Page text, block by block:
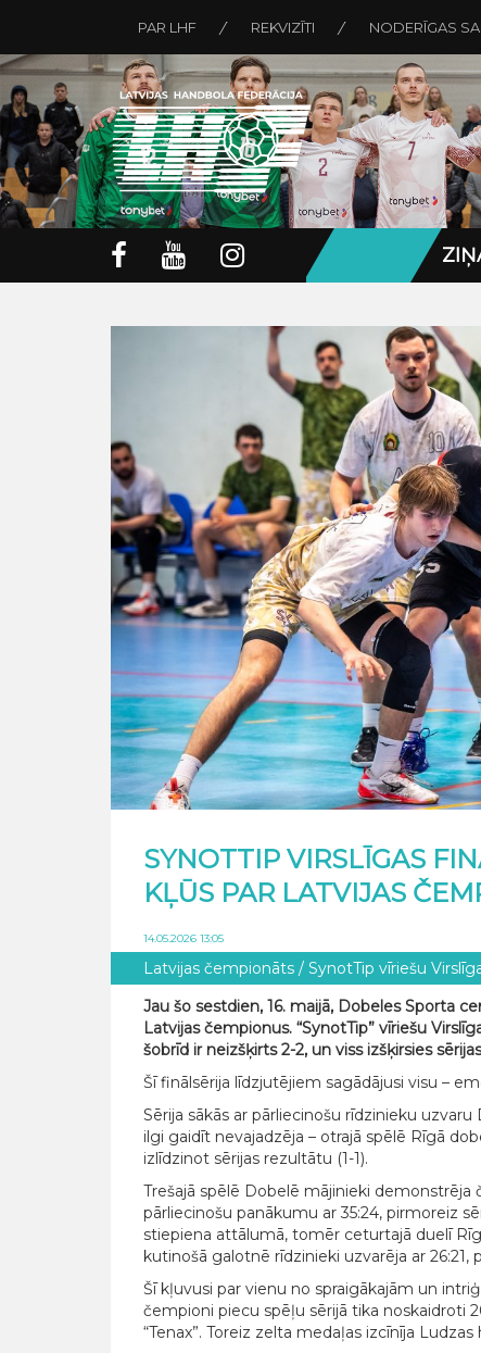
PAR LHF REKVIZĪTI NODERĪGAS
SYNOTTIP VIRSLĪGAS
KĻŪS PAR LATVIJAS
14.05.2026 13:05
Latvijas čempionāts / SynotTip vīriešu
Jau šo sestdien, 16. maijā, Dobeles Sporta
Latvijas čempionus. “SynotTip” vīriešu
šobrīd ir neizšķirts 2-2, un viss izšķirsies
Šī finālsērija līdzjutējiem sagādājusi visu –
Sērija sākās ar pārliecinošu rīdzinieku
ilgi gaidīt nevajadzēja – otrajā spēlē Rīgā
izlīdzinot sērijas rezultātu (1-1).
Trešajā spēlē Dobelē mājinieki
pārliecinošu panākumu ar 35:24, pirmoreiz
stiepiena attālumā, tomēr ceturtajā duelī
kutinošā galotnē rīdzinieki uzvarēja ar 26:21,
Šī kļuvusi par vienu no spraigākajām un
čempioni piecu spēļu sērijā tika noskaidroti
“Tenax”. Toreiz zelta medaļas izcīnīja Ludzas